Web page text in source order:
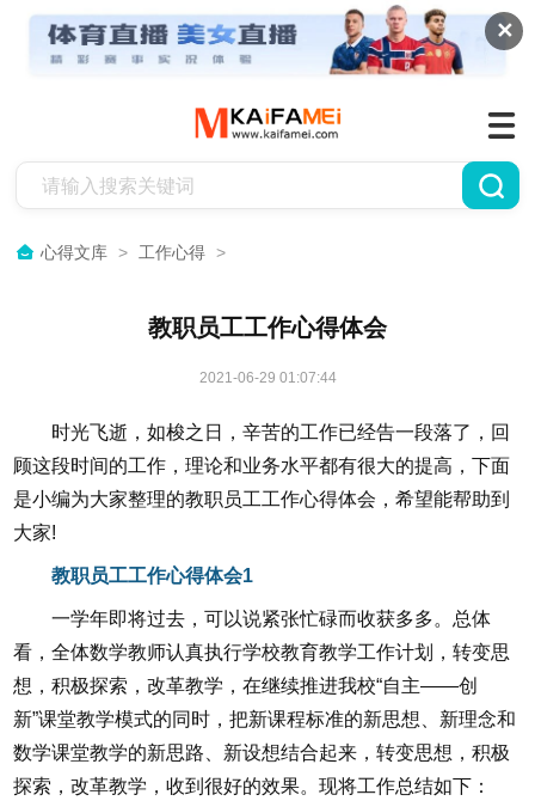
✕
心得文库 > 工作心得 >
教职员工工作心得体会
2021-06-29 01:07:44
时光飞逝，如梭之日，辛苦的工作已经告一段落了，回
顾这段时间的工作，理论和业务水平都有很大的提高，下面
是小编为大家整理的教职员工工作心得体会，希望能帮助到
大家!
教职员工工作心得体会1
一学年即将过去，可以说紧张忙碌而收获多多。总体
看，全体数学教师认真执行学校教育教学工作计划，转变思
想，积极探索，改革教学，在继续推进我校“自主——创
新”课堂教学模式的同时，把新课程标准的新思想、新理念和
数学课堂教学的新思路、新设想结合起来，转变思想，积极
探索，改革教学，收到很好的效果。现将工作总结如下：